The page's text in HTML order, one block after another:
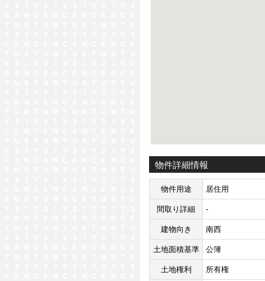
物件詳細情報
物件用途 居住用
間取り詳細 -
建物向き 南西
土地面積基準 公簿
土地権利 所有権